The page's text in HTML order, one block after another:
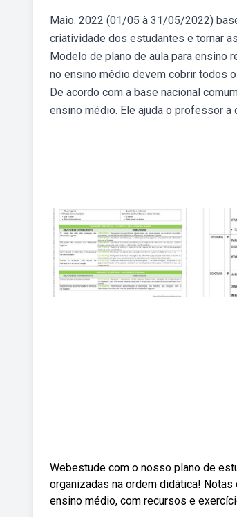
Maio. 2022 (01/05 à 31/05/2022)
criatividade dos estudantes e tornar
Modelo de plano de aula para ensino
no ensino médio devem cobrir todos
De acordo com a base nacional
ensino médio. Ele ajuda o professor
Webestude com o nosso plano de
organizadas na ordem didática!
ensino médio, com recursos e